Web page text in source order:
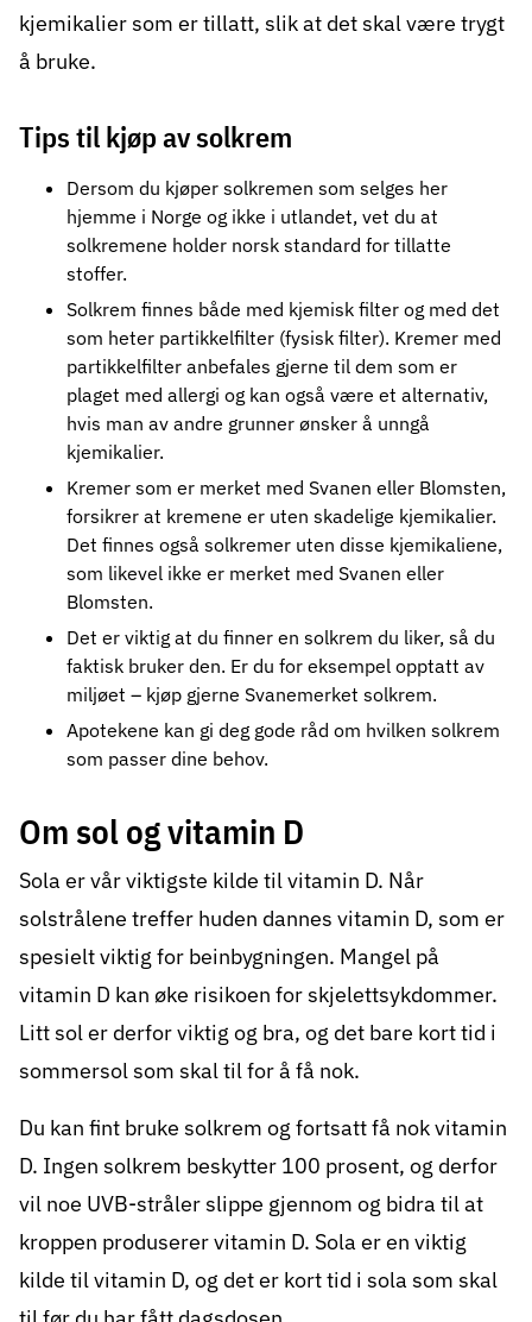
kjemikalier som er tillatt, slik at det skal være trygt
å bruke.
Tips til kjøp av solkrem
Dersom du kjøper solkremen som selges her
hjemme i Norge og ikke i utlandet, vet du at
solkremene holder norsk standard for tillatte
stoffer.
Solkrem finnes både med kjemisk filter og med det
som heter partikkelfilter (fysisk filter). Kremer med
partikkelfilter anbefales gjerne til dem som er
plaget med allergi og kan også være et alternativ,
hvis man av andre grunner ønsker å unngå
kjemikalier.
Kremer som er merket med Svanen eller Blomsten,
forsikrer at kremene er uten skadelige kjemikalier.
Det finnes også solkremer uten disse kjemikaliene,
som likevel ikke er merket med Svanen eller
Blomsten.
Det er viktig at du finner en solkrem du liker, så du
faktisk bruker den. Er du for eksempel opptatt av
miljøet – kjøp gjerne Svanemerket solkrem.
Apotekene kan gi deg gode råd om hvilken solkrem
som passer dine behov.
Om sol og vitamin D
Sola er vår viktigste kilde til vitamin D. Når
solstrålene treffer huden dannes vitamin D, som er
spesielt viktig for beinbygningen. Mangel på
vitamin D kan øke risikoen for skjelettsykdommer.
Litt sol er derfor viktig og bra, og det bare kort tid i
sommersol som skal til for å få nok.
Du kan fint bruke solkrem og fortsatt få nok vitamin
D. Ingen solkrem beskytter 100 prosent, og derfor
vil noe UVB-stråler slippe gjennom og bidra til at
kroppen produserer vitamin D. Sola er en viktig
kilde til vitamin D, og det er kort tid i sola som skal